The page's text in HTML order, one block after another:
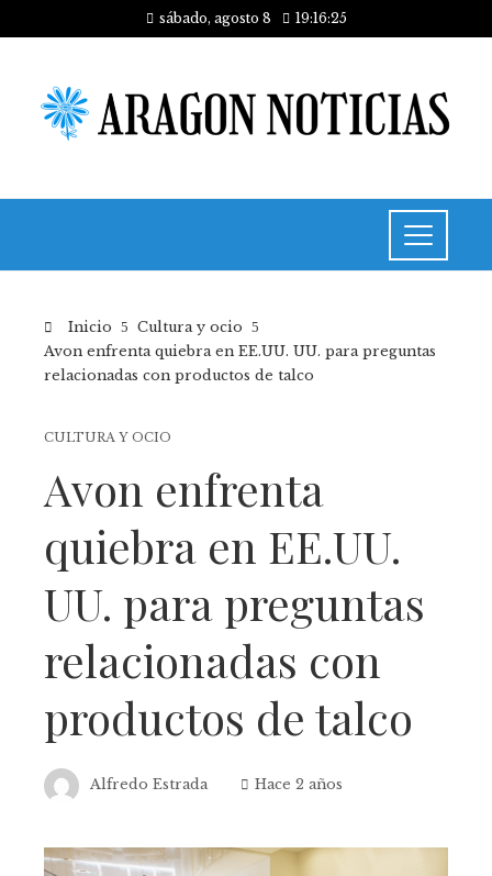
sábado, agosto 8 19:16:25
Inicio
Cultura y ocio
Avon enfrenta quiebra en EE.UU. UU. para preguntas
relacionadas con productos de talco
CULTURA Y OCIO
Avon enfrenta
quiebra en EE.UU.
UU. para preguntas
relacionadas con
productos de talco
Alfredo Estrada Hace 2 años